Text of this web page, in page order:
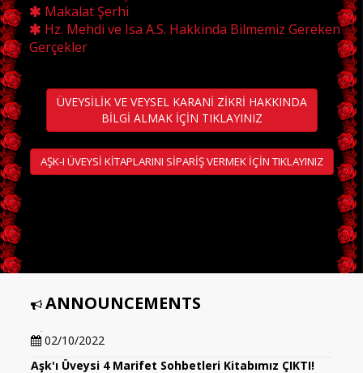
Makalat Şerhi
Hz. Mehdi ve Isa A.S. Hakkinda Bilmemiz Gereken
Gerçekler
ÜVEYSİLİK VE VEYSEL KARANİ ZİKRİ HAKKINDA
BİLGİ ALMAK İÇİN TIKLAYINIZ
AŞK-I ÜVEYSİ KİTAPLARINI SİPARİŞ VERMEK İÇİN TIKLAYINIZ
ANNOUNCEMENTS
02/10/2022
Aşk'ı Üveysi 4 Marifet Sohbetleri Kitabımız ÇIKTI!